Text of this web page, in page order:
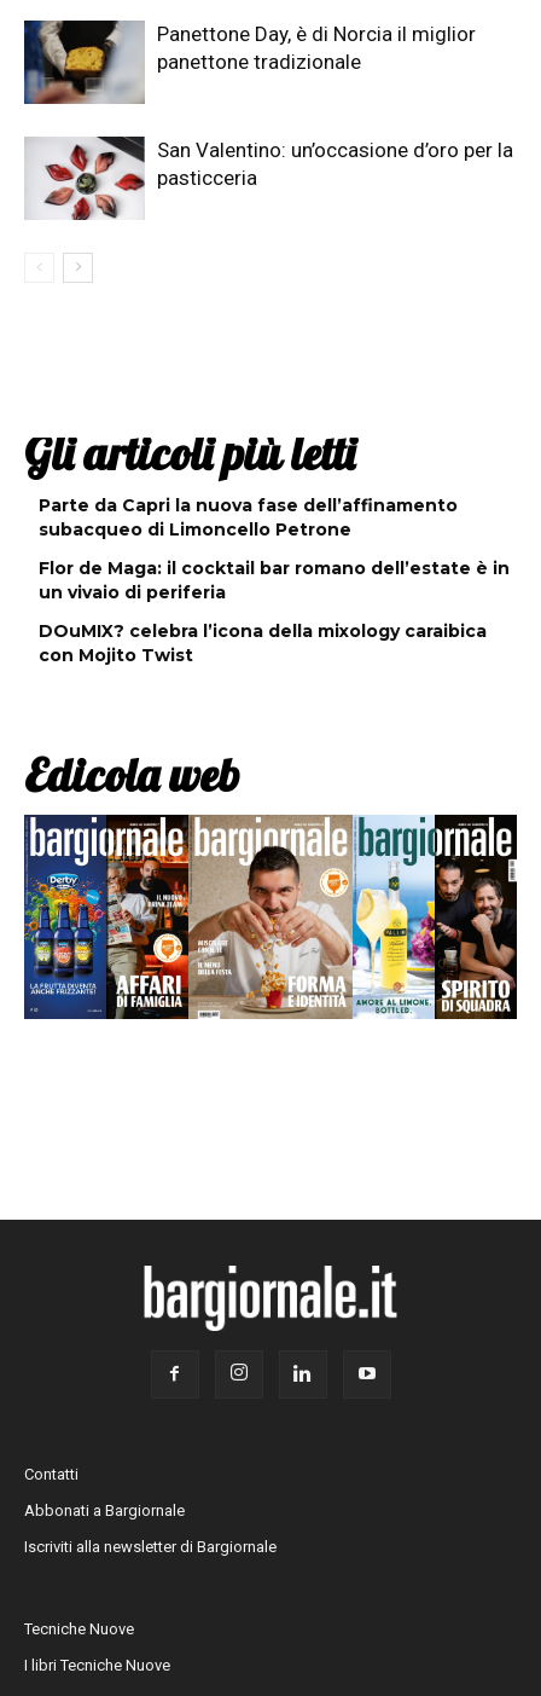
Panettone Day, è di Norcia il miglior
panettone tradizionale
San Valentino: un’occasione d’oro per la
pasticceria
Gli articoli più letti
Parte da Capri la nuova fase dell’affinamento
subacqueo di Limoncello Petrone
Flor de Maga: il cocktail bar romano dell’estate è in
un vivaio di periferia
DOuMIX? celebra l’icona della mixology caraibica
con Mojito Twist
Edicola web
Contatti
Abbonati a Bargiornale
Iscriviti alla newsletter di Bargiornale
Tecniche Nuove
I libri Tecniche Nuove